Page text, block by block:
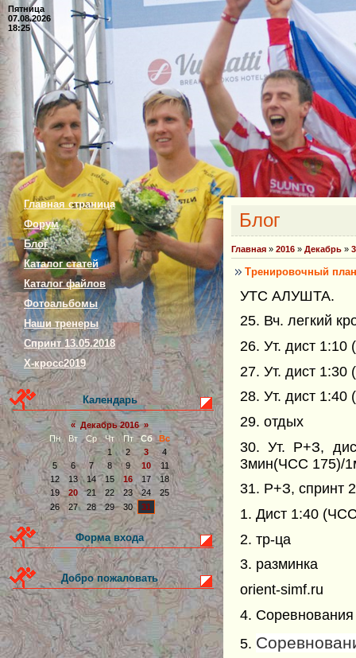
Пятница
07.08.2026
18:25
Главная страница
Форум
Блог
Каталог статей
Каталог файлов
Фотоальбомы
Наши тренеры
Спринт 13.05.2018
Х-кросс2019
Календарь
« Декабрь 2016 »
Пн
Вт Ср Чт Пт Сб
Вс
1
2 3
4
5
6 7 8 9 10
11
12
13 14 15 16 17
18
19
20 21 22 23 24
25
26
27 28 29 30 31
Форма входа
Добро пожаловать
Блог
Главная » 2016 » Декабрь »
Тренировочный план
УТС АЛУШТА.
25. Вч. легкий
26. Ут. дист
27. Ут. дист
28. Ут. дист
29. отдых
30. Ут. Р+З,
3мин(ЧСС 175)/
31. Р+З, спринт
1. Дист 1:40
2. тр-ца
3. разминка
orient-simf.ru
4. Соревнования
5.